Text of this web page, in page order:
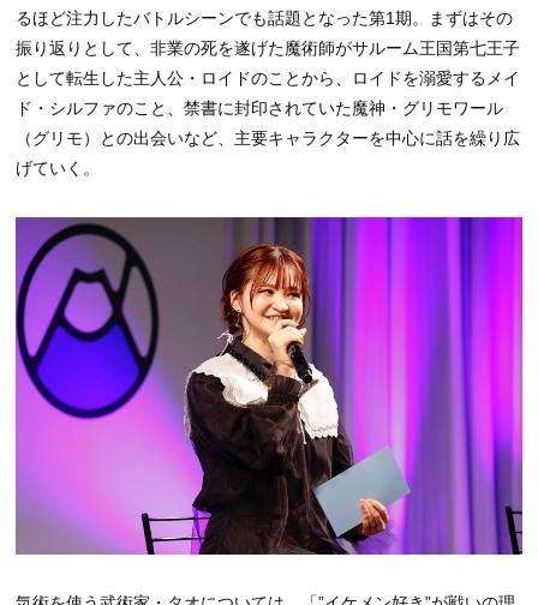
るほど注力したバトルシーンでも話題となった第1期。まずはその
振り返りとして、非業の死を遂げた魔術師がサルーム王国第七王子
として転生した主人公・ロイドのことから、ロイドを溺愛するメイ
ド・シルファのこと、禁書に封印されていた魔神・グリモワール
（グリモ）との出会いなど、主要キャラクターを中心に話を繰り広
げていく。